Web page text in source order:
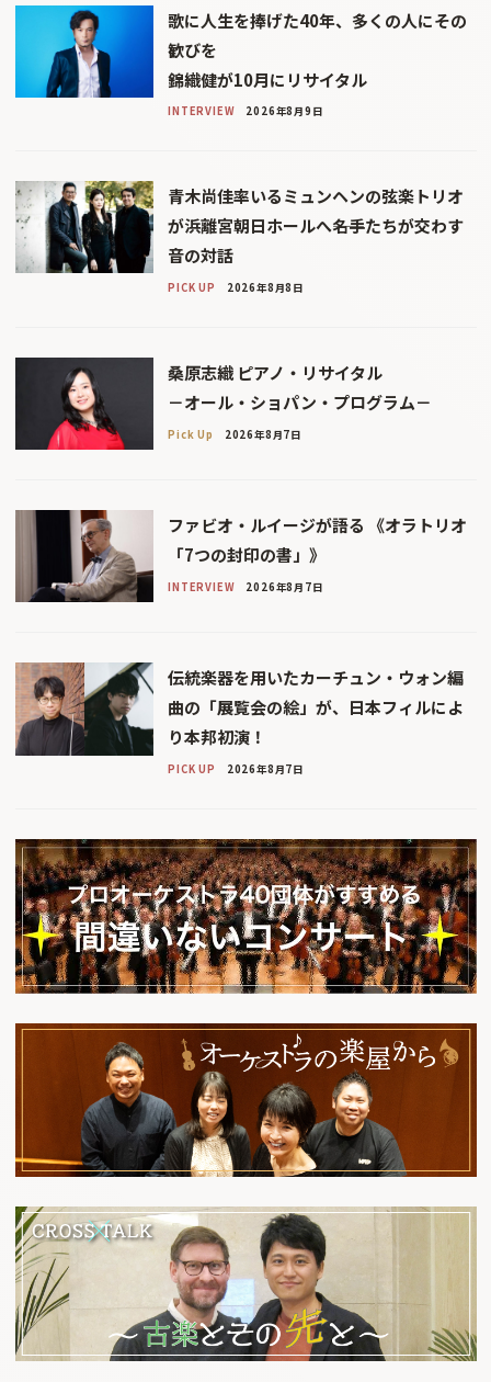
歌に人生を捧げた40年、多くの人にその
歓びを
錦織健が10月にリサイタル
INTERVIEW 2026年8月9日
青木尚佳率いるミュンヘンの弦楽トリオ
が浜離宮朝日ホールへ――名手たちが交わす
音の対話
PICK UP 2026年8月8日
桑原志織 ピアノ・リサイタル
－オール・ショパン・プログラム－
Pick Up 2026年8月7日
ファビオ・ルイージが語る 《オラトリオ
「7つの封印の書」》
INTERVIEW 2026年8月7日
伝統楽器を用いたカーチュン・ウォン編
曲の「展覧会の絵」が、日本フィルによ
り本邦初演！
PICK UP 2026年8月7日